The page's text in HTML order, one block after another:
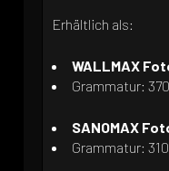
Erhältlich als:
WALLMAX
Grammatur:
SANOMAX
Grammatur: